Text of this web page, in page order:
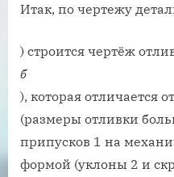
Итак, по чертежу
) строится чертёж
б
), которая отличается
(размеры отливки
припусков 1 на
формой (уклоны 2 и